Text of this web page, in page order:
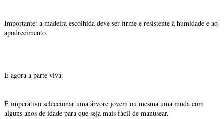
Importante: a madeira escolhida deve ser firme e resistente à humidade e ao
apodrecimento.
E agora a parte viva.
É imperativo seleccionar uma árvore jovem ou mesma uma muda com
alguns anos de idade para que seja mais fácil de manusear.